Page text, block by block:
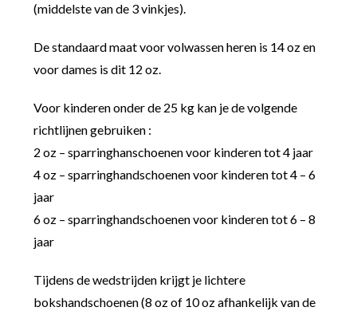
(middelste van de 3 vinkjes).
De standaard maat voor volwassen heren is 14 oz en
voor dames is dit 12 oz.
Voor kinderen onder de 25 kg kan je de volgende
richtlijnen gebruiken :
2 oz – sparringhanschoenen voor kinderen tot 4 jaar
4 oz – sparringhandschoenen voor kinderen tot 4 – 6
jaar
6 oz – sparringhandschoenen voor kinderen tot 6 – 8
jaar
Tijdens de wedstrijden krijgt je lichtere
bokshandschoenen (8 oz of 10 oz afhankelijk van de